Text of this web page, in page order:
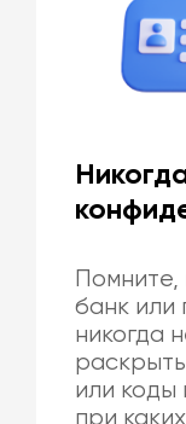
Помните,
банк или
никогда
или
при